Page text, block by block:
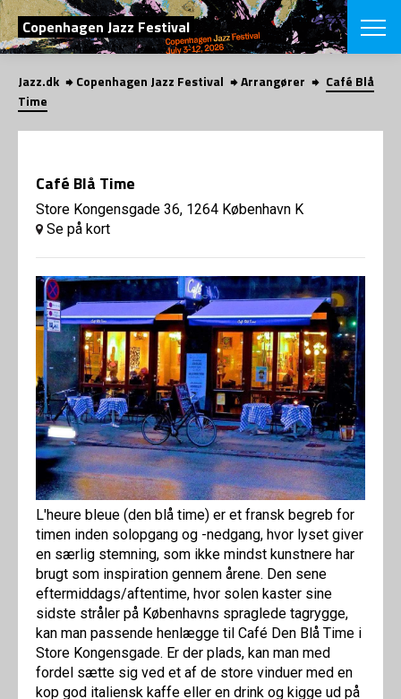
SØG
Copenhagen Jazz Festival
English
VINTERJAZZ
Om
Om
Kontakt
Om fonden
Om
SHOP
Jazz.dk Copenhagen Jazz Festival Arrangører
Café Blå
Time
Café Blå Time
Store Kongensgade 36, 1264 København K
Se på kort
L'heure bleue (den blå time) er et fransk begreb for
timen inden solopgang og -nedgang, hvor lyset giver
en særlig stemning, som ikke mindst kunstnere har
brugt som inspiration gennem årene. Den sene
eftermiddags/aftentime, hvor solen kaster sine
sidste stråler på Københavns spraglede tagrygge,
kan man passende henlægge til Café Den Blå Time i
Store Kongensgade. Er der plads, kan man med
fordel sætte sig ved et af de store vinduer med en
kop god italiensk kaffe eller en drink og kigge ud på